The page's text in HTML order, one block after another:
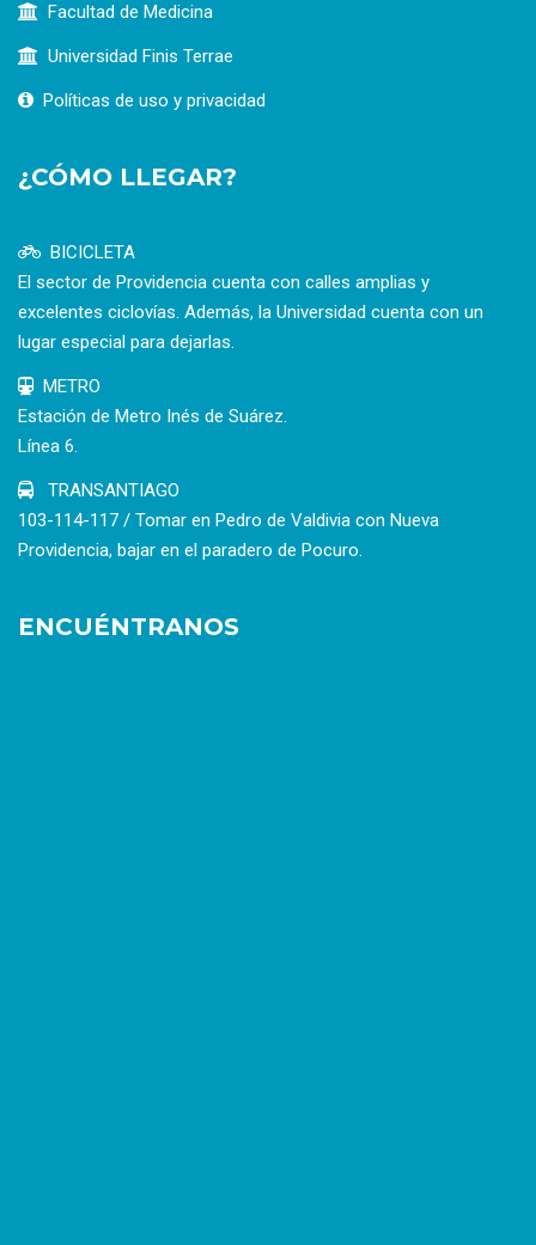
Facultad de Medicina
Universidad Finis Terrae
Políticas de uso y privacidad
¿CÓMO LLEGAR?
BICICLETA
El sector de Providencia cuenta con calles amplias y
excelentes ciclovías. Además, la Universidad cuenta con un
lugar especial para dejarlas.
METRO
Estación de Metro Inés de Suárez.
Línea 6.
TRANSANTIAGO
103-114-117 / Tomar en Pedro de Valdivia con Nueva
Providencia, bajar en el paradero de Pocuro.
ENCUÉNTRANOS